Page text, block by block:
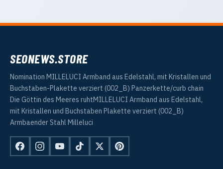
SEONEWS.STORE
Nomination MILLELUCI Armband aus Edelstahl, mit Kristallen und
Buchstaben-Plakette verziert (002_B) Panzerkette/curb chain
Die Göttin des Meeres ruhtMILLELUCI Armband aus Edelstahl,
mit Kristallen und Buchstaben Plakette verziert (002_B)
Armbaender Stahl Milleluci